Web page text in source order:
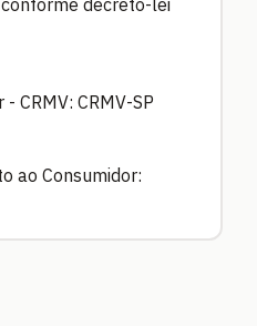
CRMV: CRMV-SP
ao Consumidor: